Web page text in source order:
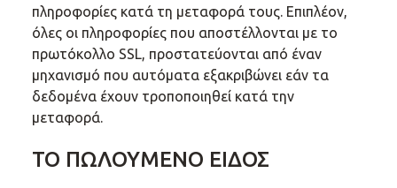
πληροφορίες κατά τη μεταφορά τους. Επιπλέον,
όλες οι πληροφορίες που αποστέλλονται με το
πρωτόκολλο SSL, προστατεύονται από έναν
μηχανισμό που αυτόματα εξακριβώνει εάν τα
δεδομένα έχουν τροποποιηθεί κατά την
μεταφορά.
ΤΟ ΠΩΛΟΥΜΕΝΟ ΕΙΔΟΣ